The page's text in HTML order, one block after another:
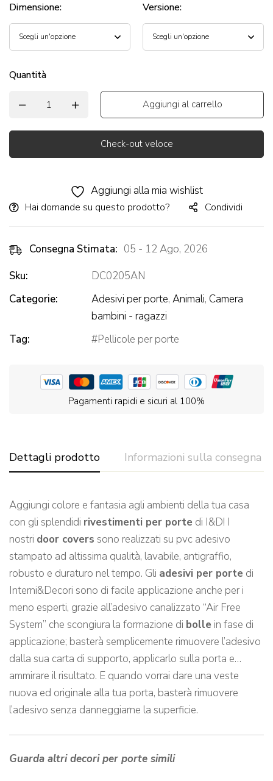
Dimensione: Versione:
Quantità
Aggiungi al carrello
Check-out veloce
Aggiungi alla mia wishlist
Hai domande su questo prodotto? Condividi
Consegna Stimata: 05 - 12 Ago, 2026
Sku:
DC0205AN
Categorie:
Adesivi per porte, Animali, Camera
bambini - ragazzi
Tag:
Pellicole per porte
Pagamenti rapidi e sicuri al 100%
Dettagli prodotto Informazioni sulla consegna
Aggiungi colore e fantasia agli ambienti della tua casa
con gli splendidi rivestimenti per porte di I&D! I
nostri door covers sono realizzati su pvc adesivo
stampato ad altissima qualità, lavabile, antigraffio,
robusto e duraturo nel tempo. Gli adesivi per porte di
Interni&Decori sono di facile applicazione anche per i
meno esperti, grazie all’adesivo canalizzato “Air Free
System” che scongiura la formazione di bolle in fase di
applicazione; basterà semplicemente rimuovere l’adesivo
dalla sua carta di supporto, applicarlo sulla porta e…
ammirare il risultato. E quando vorrai dare una veste
nuova ed originale alla tua porta, basterà rimuovere
l’adesivo senza danneggiarne la superficie.
Guarda altri decori per porte simili